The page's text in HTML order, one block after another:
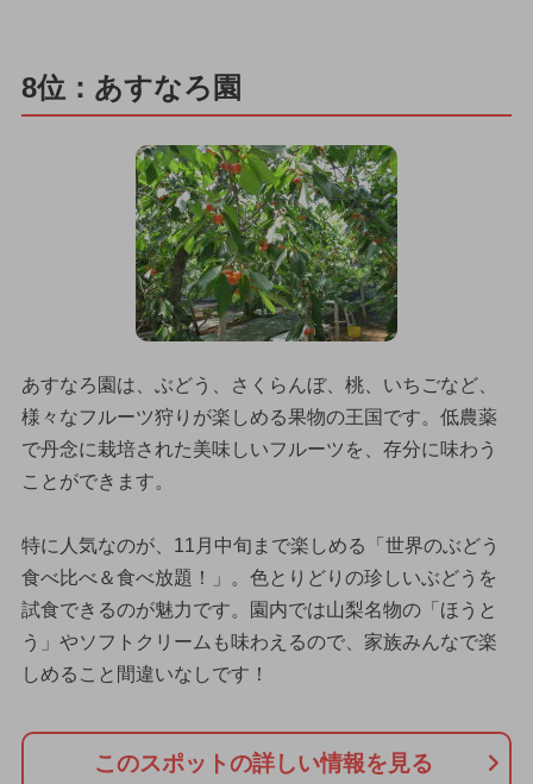
8位：あすなろ園
あすなろ園は、ぶどう、さくらんぼ、桃、いちごなど、
様々なフルーツ狩りが楽しめる果物の王国です。低農薬
で丹念に栽培された美味しいフルーツを、存分に味わう
ことができます。
特に人気なのが、11月中旬まで楽しめる「世界のぶどう
食べ比べ＆食べ放題！」。色とりどりの珍しいぶどうを
試食できるのが魅力です。園内では山梨名物の「ほうと
う」やソフトクリームも味わえるので、家族みんなで楽
しめること間違いなしです！
このスポットの詳しい情報を見る